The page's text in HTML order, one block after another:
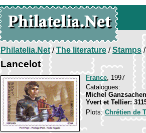
Philatelia.Net/The literature/Stamps/
Lancelot
France, 1997
Catalogues:
Michel
Yvert et Tellier:
Plots:Chrétien de